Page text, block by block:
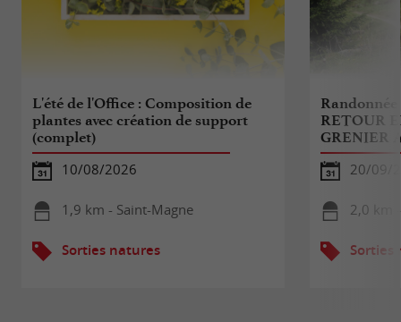
L'été de l'Office : Composition de
plantes avec création de support
(complet)
10/08/2026
1,9 km - Saint-Magne
Sorties natures
RETOUR
GRENIER
20/09/
2,0 km
Sorties